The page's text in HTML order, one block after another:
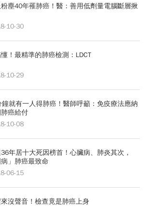
塵40年罹肺癌！醫：善用低劑量電腦斷層揪
10-30
！最精準的肺癌檢測：LDCT
10-29
鐘就有一人得肺癌！醫師呼籲：免疫療法應納
癌給付
10-08
年居十大死因榜首！心臟病、肺炎其次，
病」肺癌最致命
06-15
沒聲音！檢查竟是肺癌上身